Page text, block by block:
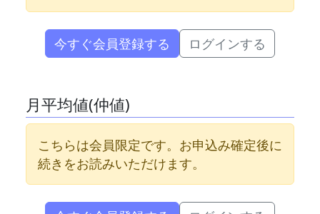
今すぐ会員登録する ログインする
月平均値(仲値)
こちらは会員限定です。お申込み確定後に
続きをお読みいただけます。